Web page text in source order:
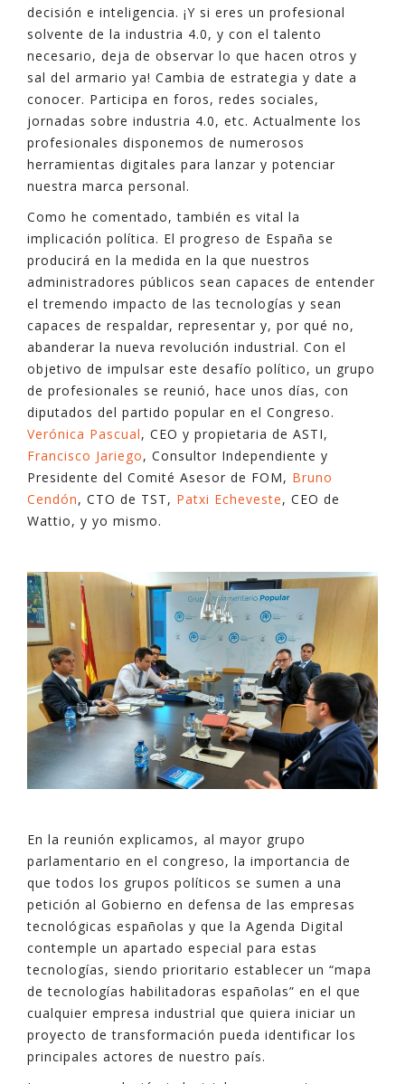
decisión e inteligencia. ¡Y si eres un profesional
solvente de la industria 4.0, y con el talento
necesario, deja de observar lo que hacen otros y
sal del armario ya! Cambia de estrategia y date a
conocer. Participa en foros, redes sociales,
jornadas sobre industria 4.0, etc. Actualmente los
profesionales disponemos de numerosos
herramientas digitales para lanzar y potenciar
nuestra marca personal.
Como he comentado, también es vital la
implicación política. El progreso de España se
producirá en la medida en la que nuestros
administradores públicos sean capaces de entender
el tremendo impacto de las tecnologías y sean
capaces de respaldar, representar y, por qué no,
abanderar la nueva revolución industrial. Con el
objetivo de impulsar este desafío político, un grupo
de profesionales se reunió, hace unos días, con
diputados del partido popular en el Congreso.
Verónica Pascual, CEO y propietaria de ASTI,
Francisco Jariego, Consultor Independiente y
Presidente del Comité Asesor de FOM, Bruno
Cendón, CTO de TST, Patxi Echeveste, CEO de
Wattio, y yo mismo.
En la reunión explicamos, al mayor grupo
parlamentario en el congreso, la importancia de
que todos los grupos políticos se sumen a una
petición al Gobierno en defensa de las empresas
tecnológicas españolas y que la Agenda Digital
contemple un apartado especial para estas
tecnologías, siendo prioritario establecer un “mapa
de tecnologías habilitadoras españolas” en el que
cualquier empresa industrial que quiera iniciar un
proyecto de transformación pueda identificar los
principales actores de nuestro país.